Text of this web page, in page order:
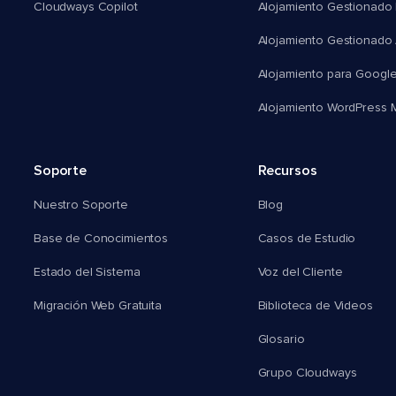
Cloudways Copilot Alojamiento Gestionado
Alojamiento Gestionado
Alojamiento para
Alojamiento WordPress
Soporte
Nuestro Soporte
Base de Conocimientos
Estado del Sistema
Migración Web Gratuita
Recursos
Blog
Casos de Estudio
Voz del Cliente
Biblioteca de Videos
Glosario
Grupo Cloudways